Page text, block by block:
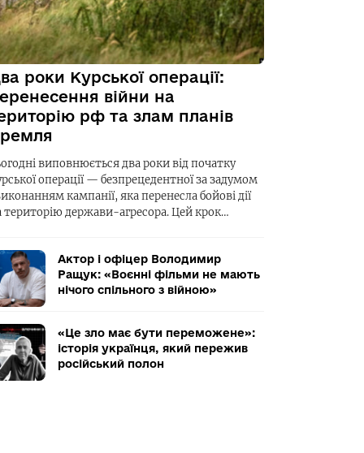
роки Курської операції:
війни на
рф та злам планів
виповнюється два роки від початку
операції — безпрецедентної за задумом
кампанії, яка перенесла бойові дії
територію держави-агресора. Цей крок…
Актор і офіцер Володимир
Ращук: «Воєнні фільми не мають
нічого спільного з війною»
«Це зло має бути переможене»:
історія українця, який пережив
російський полон